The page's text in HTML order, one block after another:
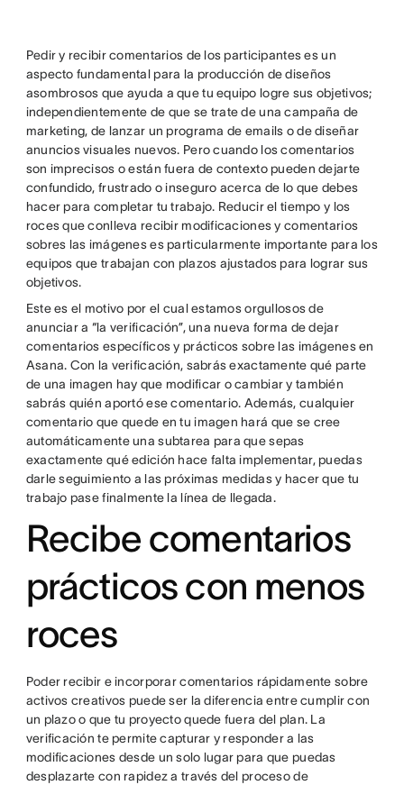
Pedir y recibir comentarios de los participantes es un
aspecto fundamental para la producción de diseños
asombrosos que ayuda a que tu equipo logre sus objetivos;
independientemente de que se trate de una campaña de
marketing, de lanzar un programa de emails o de diseñar
anuncios visuales nuevos. Pero cuando los comentarios
son imprecisos o están fuera de contexto pueden dejarte
confundido, frustrado o inseguro acerca de lo que debes
hacer para completar tu trabajo. Reducir el tiempo y los
roces que conlleva recibir modificaciones y comentarios
sobres las imágenes es particularmente importante para los
equipos que trabajan con plazos ajustados para lograr sus
objetivos.
Este es el motivo por el cual estamos orgullosos de
anunciar a “la verificación”, una nueva forma de dejar
comentarios específicos y prácticos sobre las imágenes en
Asana. Con la verificación, sabrás exactamente qué parte
de una imagen hay que modificar o cambiar y también
sabrás quién aportó ese comentario. Además, cualquier
comentario que quede en tu imagen hará que se cree
automáticamente una subtarea para que sepas
exactamente qué edición hace falta implementar, puedas
darle seguimiento a las próximas medidas y hacer que tu
trabajo pase finalmente la línea de llegada.
Recibe comentarios
prácticos con menos
roces
Poder recibir e incorporar comentarios rápidamente sobre
activos creativos puede ser la diferencia entre cumplir con
un plazo o que tu proyecto quede fuera del plan. La
verificación te permite capturar y responder a las
modificaciones desde un solo lugar para que puedas
desplazarte con rapidez a través del proceso de